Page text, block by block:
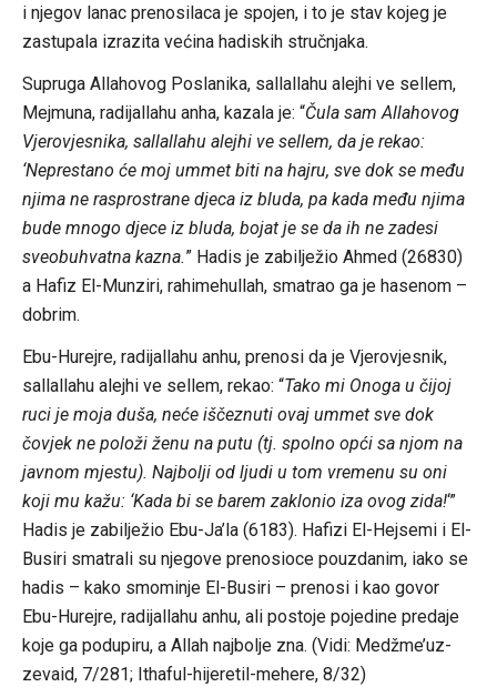
i njegov lanac prenosilaca je spojen, i to je stav kojeg je
zastupala izrazita većina hadiskih stručnjaka.
Supruga Allahovog Poslanika, sallallahu alejhi ve sellem,
Mejmuna, radijallahu anha, kazala je: “Čula sam Allahovog
Vjerovjesnika, sallallahu alejhi ve sellem, da je rekao:
‘Neprestano će moj ummet biti na hajru, sve dok se među
njima ne rasprostrane djeca iz bluda, pa kada među njima
bude mnogo djece iz bluda, bojat je se da ih ne zadesi
sveobuhvatna kazna.” Hadis je zabilježio Ahmed (26830)
a Hafiz El-Munziri, rahimehullah, smatrao ga je hasenom –
dobrim.
Ebu-Hurejre, radijallahu anhu, prenosi da je Vjerovjesnik,
sallallahu alejhi ve sellem, rekao: “Tako mi Onoga u čijoj
ruci je moja duša, neće iščeznuti ovaj ummet sve dok
čovjek ne položi ženu na putu (tj. spolno opći sa njom na
javnom mjestu). Najbolji od ljudi u tom vremenu su oni
koji mu kažu: ‘Kada bi se barem zaklonio iza ovog zida!‘”
Hadis je zabilježio Ebu-Ja’la (6183). Hafizi El-Hejsemi i El-
Busiri smatrali su njegove prenosioce pouzdanim, iako se
hadis – kako smominje El-Busiri – prenosi i kao govor
Ebu-Hurejre, radijallahu anhu, ali postoje pojedine predaje
koje ga podupiru, a Allah najbolje zna. (Vidi: Medžme’uz-
zevaid, 7/281; Ithaful-hijeretil-mehere, 8/32)